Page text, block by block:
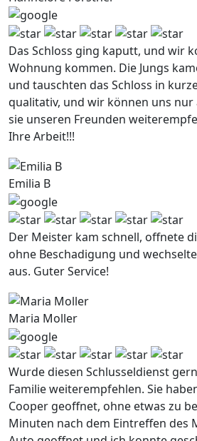
Das Schloss ging kaputt, und wir
Wohnung kommen. Die Jungs
und tauschten das Schloss in
qualitativ, und wir können uns nur
sie unseren Freunden
Ihre Arbeit!!!
Emilia B
Der Meister kam schnell, offnete
ohne Beschadigung und
aus. Guter Service!
Maria Moller
Wurde diesen Schlusseldienst
Familie weiterempfehlen. Sie
Cooper geoffnet, ohne etwas zu
Minuten nach dem Eintreffen des